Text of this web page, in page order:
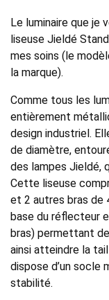
Le luminaire que je
liseuse Jieldé
mes soins (le
la marque).
Comme tous les
entièrement
design industriel.
de diamètre,
des lampes Jieldé,
Cette liseuse
et 2 autres bras de
base du réflecteur
bras) permettant
ainsi atteindre la
dispose d’un socle
stabilité.